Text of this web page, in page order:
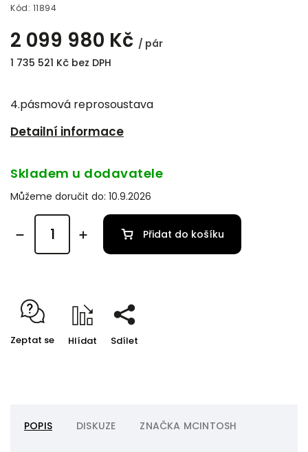
Kód: 11894
2 099 980 Kč / pár
1 735 521 Kč bez DPH
4.pásmová reprosoustava
Detailní informace
Skladem u dodavatele
Můžeme doručit do: 10.9.2026
Přidat do košíku
Zeptat se Hlídat Sdílet
POPIS DISKUZE ZNAČKA MCINTOSH